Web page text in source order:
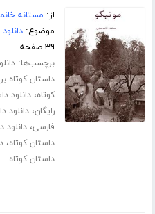
از: مستانه
موضوع:
۳۹ صفحه
برچسب‌ها:
داستان کوتاه
کوتاه،دانلود
رایگان،دانلود
فارسی،دانلود
داستان کوتاه،
داستان کوتاه